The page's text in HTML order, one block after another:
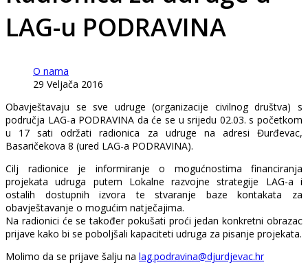
LAG-u PODRAVINA
O nama
29 Veljača 2016
Obavještavaju se sve udruge (organizacije civilnog društva) s
područja LAG-a PODRAVINA da će se u srijedu 02.03. s početkom
u 17 sati održati radionica za udruge na adresi Đurđevac,
Basaričekova 8 (ured LAG-a PODRAVINA).
Cilj radionice je informiranje o mogućnostima financiranja
projekata udruga putem Lokalne razvojne strategije LAG-a i
ostalih dostupnih izvora te stvaranje baze kontakata za
obavještavanje o mogućim natječajima.
Na radionici će se također pokušati proći jedan konkretni obrazac
prijave kako bi se poboljšali kapaciteti udruga za pisanje projekata.
Molimo da se prijave šalju na lag.podravina@djurdjevac.hr